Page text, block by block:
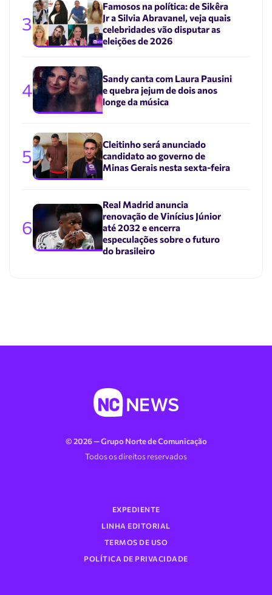
3
Famosos na política: de Sikêra
Jr a Silvia Abravanel, veja quais
celebridades vão disputar as
eleições de 2026
4
Sandy canta com Laura Pausini
e quebra jejum de dois anos
longe da música
5
Cleitinho será anunciado
candidato ao governo de
Minas Gerais nesta sexta-feira
6
Real Madrid anuncia
renovação de Vinícius Júnior
até 2032 e encerra
especulações sobre o futuro
do brasileiro
© 2026 — Grupo Norte de Comunicação
Todos os direitos reservados
EXPEDIENTE
LINHA EDITORIAL
TERMOS DE USO
POLÍTICA DE PRIVACIDADE